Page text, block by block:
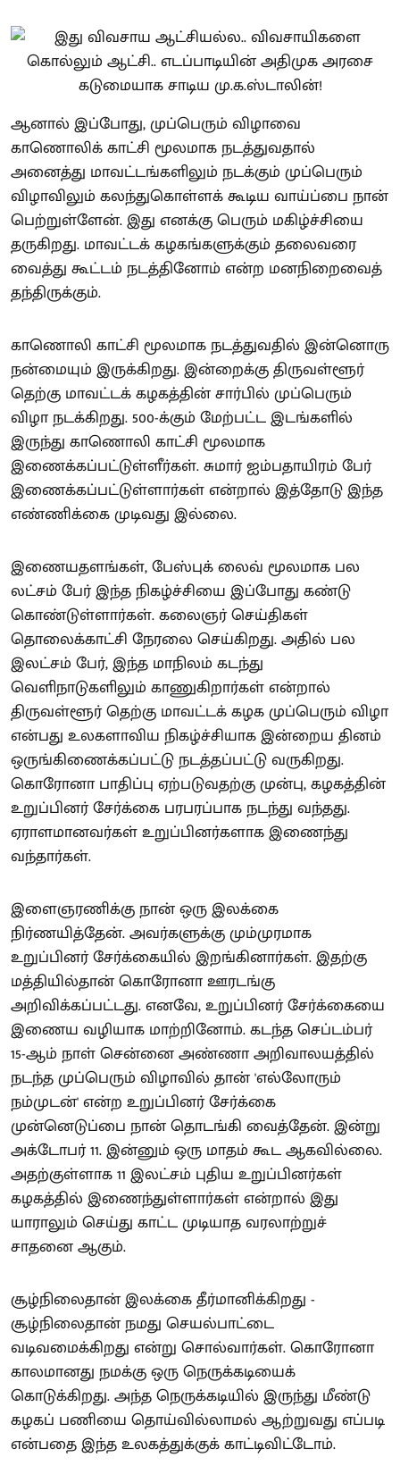
ஆனால் இப்போது, முப்பெரும் விழாவை
காணொலிக் காட்சி மூலமாக நடத்துவதால்
அனைத்து மாவட்டங்களிலும் நடக்கும் முப்பெரும்
விழாவிலும் கலந்துகொள்ளக் கூடிய வாய்ப்பை நான்
பெற்றுள்ளேன். இது எனக்கு பெரும் மகிழ்ச்சியை
தருகிறது. மாவட்டக் கழகங்களுக்கும் தலைவரை
வைத்து கூட்டம் நடத்தினோம் என்ற மனநிறைவைத்
தந்திருக்கும்.
காணொலி காட்சி மூலமாக நடத்துவதில் இன்னொரு
நன்மையும் இருக்கிறது. இன்றைக்கு திருவள்ளூர்
தெற்கு மாவட்டக் கழகத்தின் சார்பில் முப்பெரும்
விழா நடக்கிறது. 500-க்கும் மேற்பட்ட இடங்களில்
இருந்து காணொலி காட்சி மூலமாக
இணைக்கப்பட்டுள்ளீர்கள். சுமார் ஐம்பதாயிரம் பேர்
இணைக்கப்பட்டுள்ளார்கள் என்றால் இத்தோடு இந்த
எண்ணிக்கை முடிவது இல்லை.
இணையதளங்கள், பேஸ்புக் லைவ் மூலமாக பல
லட்சம் பேர் இந்த நிகழ்ச்சியை இப்போது கண்டு
கொண்டுள்ளார்கள். கலைஞர் செய்திகள்
தொலைக்காட்சி நேரலை செய்கிறது. அதில் பல
இலட்சம் பேர், இந்த மாநிலம் கடந்து
வெளிநாடுகளிலும் காணுகிறார்கள் என்றால்
திருவள்ளூர் தெற்கு மாவட்டக் கழக முப்பெரும் விழா
என்பது உலகளாவிய நிகழ்ச்சியாக இன்றைய தினம்
ஒருங்கிணைக்கப்பட்டு நடத்தப்பட்டு வருகிறது.
கொரோனா பாதிப்பு ஏற்படுவதற்கு முன்பு, கழகத்தின்
உறுப்பினர் சேர்க்கை பரபரப்பாக நடந்து வந்தது.
ஏராளமானவர்கள் உறுப்பினர்களாக இணைந்து
வந்தார்கள்.
இளைஞரணிக்கு நான் ஒரு இலக்கை
நிர்ணயித்தேன். அவர்களுக்கு மும்முரமாக
உறுப்பினர் சேர்க்கையில் இறங்கினார்கள். இதற்கு
மத்தியில்தான் கொரோனா ஊரடங்கு
அறிவிக்கப்பட்டது. எனவே, உறுப்பினர் சேர்க்கையை
இணைய வழியாக மாற்றினோம். கடந்த செப்டம்பர்
15-ஆம் நாள் சென்னை அண்ணா அறிவாலயத்தில்
நடந்த முப்பெரும் விழாவில் தான் 'எல்லோரும்
நம்முடன்' என்ற உறுப்பினர் சேர்க்கை
முன்னெடுப்பை நான் தொடங்கி வைத்தேன். இன்று
அக்டோபர் 11. இன்னும் ஒரு மாதம் கூட ஆகவில்லை.
அதற்குள்ளாக 11 இலட்சம் புதிய உறுப்பினர்கள்
கழகத்தில் இணைந்துள்ளார்கள் என்றால் இது
யாராலும் செய்து காட்ட முடியாத வரலாற்றுச்
சாதனை ஆகும்.
சூழ்நிலைதான் இலக்கை தீர்மானிக்கிறது -
சூழ்நிலைதான் நமது செயல்பாட்டை
வடிவமைக்கிறது என்று சொல்வார்கள். கொரோனா
காலமானது நமக்கு ஒரு நெருக்கடியைக்
கொடுக்கிறது. அந்த நெருக்கடியில் இருந்து மீண்டு
கழகப் பணியை தொய்வில்லாமல் ஆற்றுவது எப்படி
என்பதை இந்த உலகத்துக்குக் காட்டிவிட்டோம்.